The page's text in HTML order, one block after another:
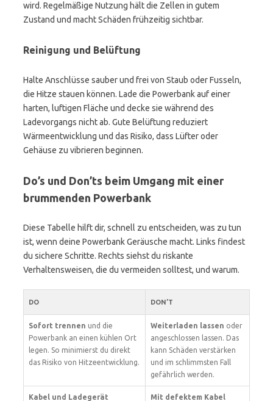
wird. Regelmäßige Nutzung hält die Zellen in gutem
Zustand und macht Schäden frühzeitig sichtbar.
Reinigung und Belüftung
Halte Anschlüsse sauber und frei von Staub oder Fusseln,
die Hitze stauen können. Lade die Powerbank auf einer
harten, luftigen Fläche und decke sie während des
Ladevorgangs nicht ab. Gute Belüftung reduziert
Wärmeentwicklung und das Risiko, dass Lüfter oder
Gehäuse zu vibrieren beginnen.
Do’s und Don’ts beim Umgang mit einer
brummenden Powerbank
Diese Tabelle hilft dir, schnell zu entscheiden, was zu tun
ist, wenn deine Powerbank Geräusche macht. Links findest
du sichere Schritte. Rechts siehst du riskante
Verhaltensweisen, die du vermeiden solltest, und warum.
DO DON’T
Sofort trennen und die
Powerbank an einen kühlen Ort
legen. So minimierst du direkt
das Risiko von Hitzeentwicklung.
Weiterladen lassen oder
angeschlossen lassen. Das
kann Schäden verstärken
und im schlimmsten Fall
gefährlich werden.
Kabel und Ladegerät Mit defektem Kabel